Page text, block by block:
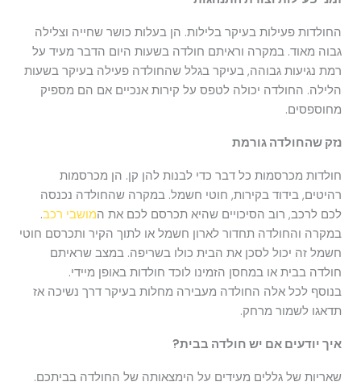
החולדות פעילות בעיקר בלילות. הן בעלות כושר שחייה וצלילה
גבוה מאוד. במקרה וראיתם חולדה בשעות היום הדבר מעיד על
רמת נגיעות גבוהה, בעיקר בגלל שהחולדה פעילה בעיקר בשעות
הלילה. החולדה יכולה לטפס על קירות אנכיים אם הם מספיק
מחוספסים.
נזק שהחולדה גורמת
חולדות מכרסמות כל דבר כדי לבנות להן קן. הן מכרסמות
רהיטים, בידוד בקירות, חוטי חשמל. במקרה שהחולדה נכנסה
לכם לרכב, רוב הסיכויים שהיא תכרסם לכם את המושבי רכב.
במקרה והחולדה תחדור לארון חשמל או לתוך הקיר ותכרסם חוטי
חשמל זה יכול לסכן את הבית כולו בשריפה. במצב שראיתם
חולדה בבית או במחסן הזמינו לוכד חולדות באופן מיידי.
בנוסף לכל אלה החולדה מעבירה מחלות בעיקר דרך נשיכה אז
תדאגו לשמור מרחק.
איך יודעים אם יש חולדה בבית?
שאריות של גללים מעידים על הימצאותה של החולדה בביתכם.